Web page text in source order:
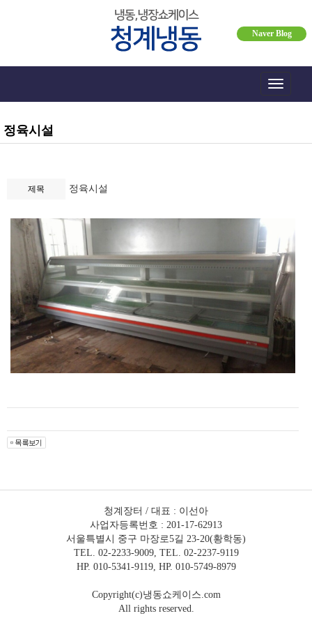
Naver Blog
Toggle
정육시설
제목 정육시설
청계장터 / 대표 : 이선아
사업자등록번호 : 201-17-62913
서울특별시 중구 마장로5길 23-20(황학동)
TEL. 02-2233-9009, TEL. 02-2237-9119
HP. 010-5341-9119, HP. 010-5749-8979
Copyright(c)냉동쇼케이스.com
All rights reserved.